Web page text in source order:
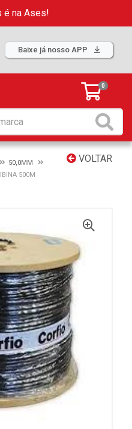
é na Ases!
Baixe já nosso APP
0
VOLTAR
50,0MM
500M